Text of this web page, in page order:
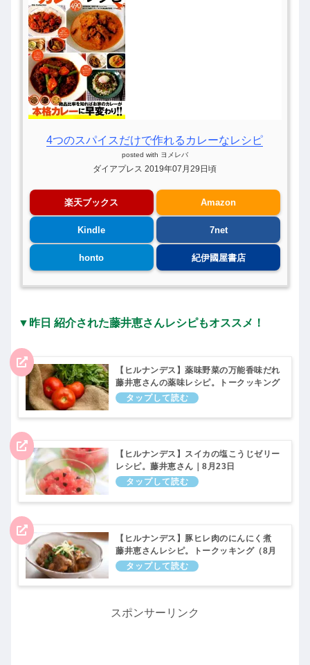
4つのスパイスだけで作れるカレーなレシピ
posted with ヨメレバ
ダイアプレス 2019年07月29日頃
楽天ブックス Amazon
Kindle 7net
honto 紀伊國屋書店
▼昨日 紹介された藤井恵さんレシピもオススメ！
【ヒルナンデス】薬味野菜の万能香味だれ
藤井恵さんの薬味レシピ。トークッキング
（8月23日）
【ヒルナンデス】スイカの塩こうじゼリー
レシピ。藤井恵さん｜8月23日
【ヒルナンデス】豚ヒレ肉のにんにく煮
藤井恵さんレシピ。トークッキング（8月
23日）
スポンサーリンク